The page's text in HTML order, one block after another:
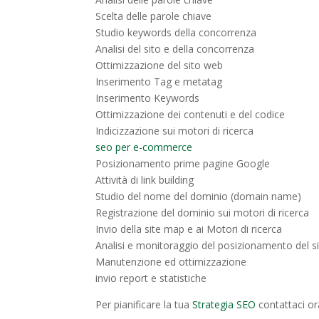
Scelta delle parole chiave
Studio keywords della concorrenza
Analisi del sito e della concorrenza
Ottimizzazione del sito web
Inserimento Tag e metatag
Inserimento Keywords
Ottimizzazione dei contenuti e del codice
Indicizzazione sui motori di ricerca
seo per e-commerce
Posizionamento prime pagine Google
Attività di link building
Studio del nome del dominio (domain name)
Registrazione del dominio sui motori di ricerca
Invio della site map e ai Motori di ricerca
Analisi e monitoraggio del posizionamento del
Manutenzione ed ottimizzazione
invio report e statistiche
Per pianificare la tuaStrategia SEO contattaci